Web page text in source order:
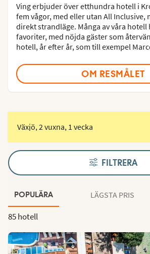
Ving erbjuder över etthundra hotell i
fem vågor, med eller utan All Inclusive,
direkt strandläge. Många av våra
favoriter, med nöjda gäster som
hotell, år efter år, som till exempel
OM RESMÅLET
Växjö, 2 vuxna, 1 vecka
FILTRERA
POPULÄRA LÄGSTA PRIS
85 hotell